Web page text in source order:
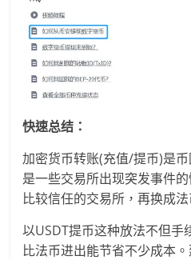
快速总结：
加密货币转账(充值/提币)是
是一些交易所出现突发事件
比较信任的交易所，再换成法
以USDT提币这种放法不但手
比法币进出能节省不少成本